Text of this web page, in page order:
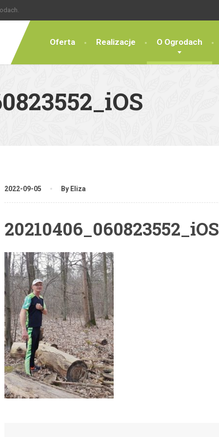
Oferta Realizacje O Ogrodach
2022-09-05 By Eliza
20210406_060823552_iOS